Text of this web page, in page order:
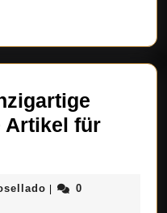
Artikel für
elsotanosellado
0